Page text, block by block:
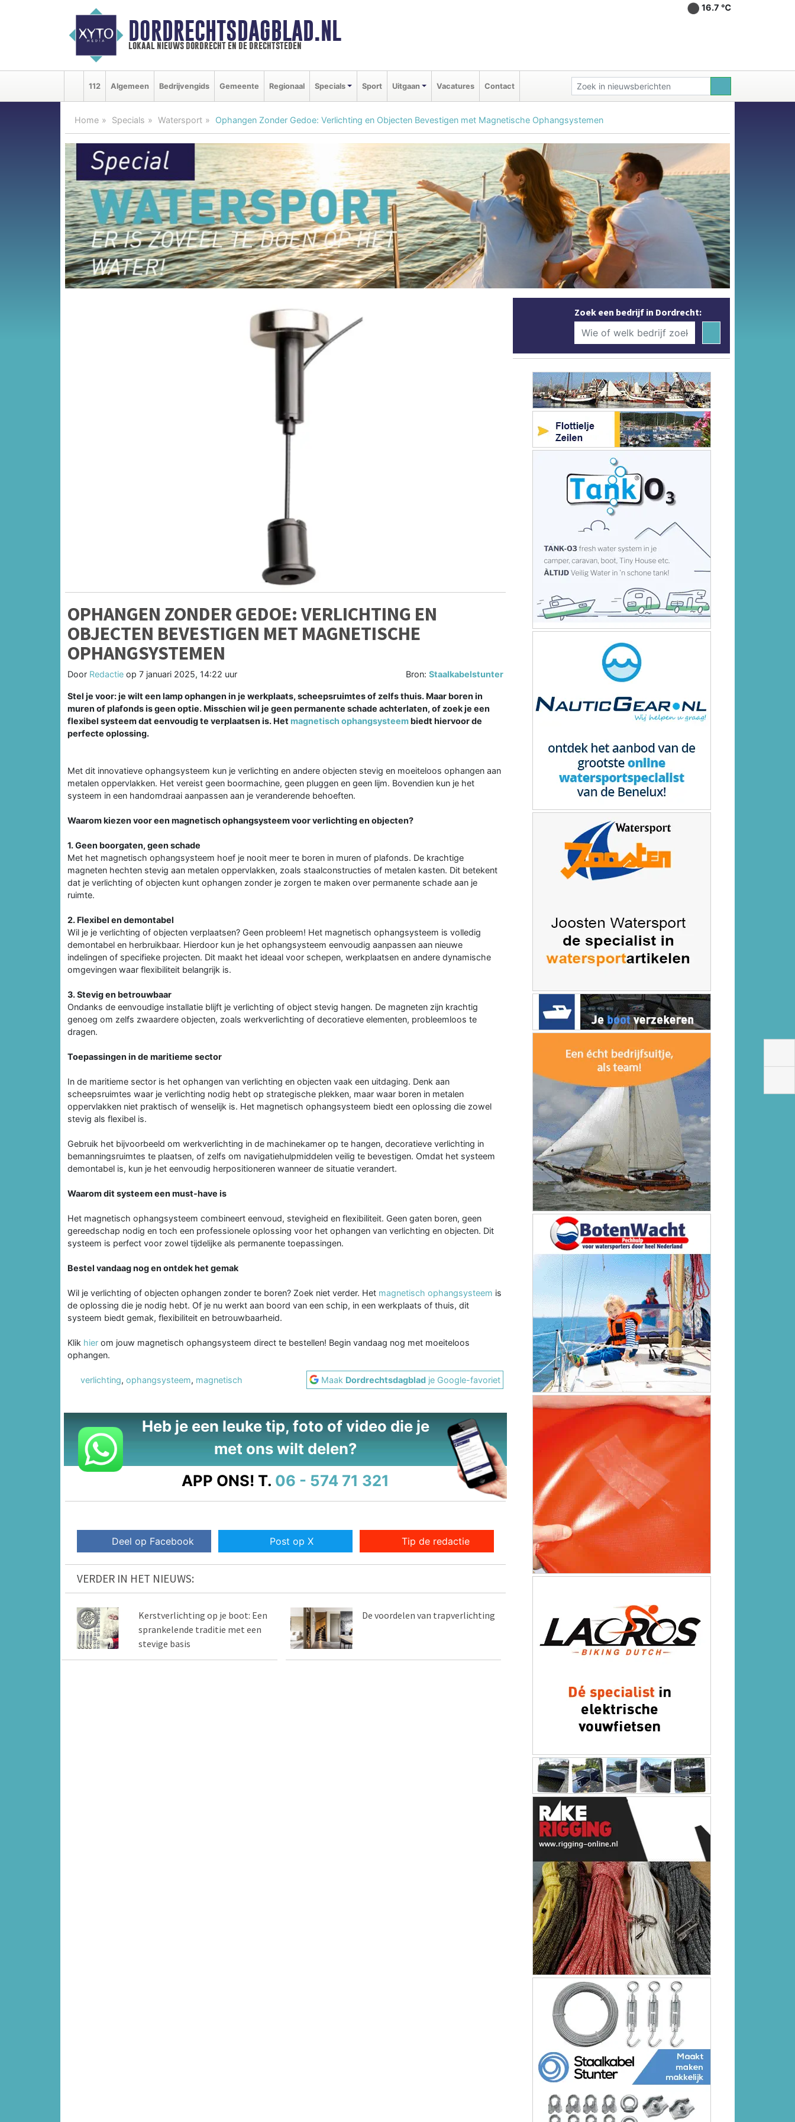
DORDRECHTSDAGBLAD.NL
lokaal nieuws dordrecht en de drechtsteden
16.7 ℃
112 Algemeen Bedrijvengids Gemeente Regionaal Specials Sport Uitgaan Vacatures Contact
Home Specials Watersport Ophangen Zonder Gedoe: Verlichting en Objecten Bevestigen met Magnetische Ophangsystemen
OPHANGEN ZONDER GEDOE: VERLICHTING EN
OBJECTEN BEVESTIGEN MET MAGNETISCHE
OPHANGSYSTEMEN
Door Redactie op 7 januari 2025, 14:22 uur Bron:Staalkabelstunter
Stel je voor: je wilt een lamp ophangen in je werkplaats, scheepsruimtes of zelfs thuis. Maar boren in
muren of plafonds is geen optie. Misschien wil je geen permanente schade achterlaten, of zoek je een
flexibel systeem dat eenvoudig te verplaatsen is. Het magnetisch ophangsysteem biedt hiervoor de
perfecte oplossing.
Met dit innovatieve ophangsysteem kun je verlichting en andere objecten stevig en moeiteloos ophangen aan
metalen oppervlakken. Het vereist geen boormachine, geen pluggen en geen lijm. Bovendien kun je het
systeem in een handomdraai aanpassen aan je veranderende behoeften.
Waarom kiezen voor een magnetisch ophangsysteem voor verlichting en objecten?
1. Geen boorgaten, geen schade
Met het magnetisch ophangsysteem hoef je nooit meer te boren in muren of plafonds. De krachtige
magneten hechten stevig aan metalen oppervlakken, zoals staalconstructies of metalen kasten. Dit betekent
dat je verlichting of objecten kunt ophangen zonder je zorgen te maken over permanente schade aan je
ruimte.
2. Flexibel en demontabel
Wil je je verlichting of objecten verplaatsen? Geen probleem! Het magnetisch ophangsysteem is volledig
demontabel en herbruikbaar. Hierdoor kun je het ophangsysteem eenvoudig aanpassen aan nieuwe
indelingen of specifieke projecten. Dit maakt het ideaal voor schepen, werkplaatsen en andere dynamische
omgevingen waar flexibiliteit belangrijk is.
3. Stevig en betrouwbaar
Ondanks de eenvoudige installatie blijft je verlichting of object stevig hangen. De magneten zijn krachtig
genoeg om zelfs zwaardere objecten, zoals werkverlichting of decoratieve elementen, probleemloos te
dragen.
Toepassingen in de maritieme sector
In de maritieme sector is het ophangen van verlichting en objecten vaak een uitdaging. Denk aan
scheepsruimtes waar je verlichting nodig hebt op strategische plekken, maar waar boren in metalen
oppervlakken niet praktisch of wenselijk is. Het magnetisch ophangsysteem biedt een oplossing die zowel
stevig als flexibel is.
Gebruik het bijvoorbeeld om werkverlichting in de machinekamer op te hangen, decoratieve verlichting in
bemanningsruimtes te plaatsen, of zelfs om navigatiehulpmiddelen veilig te bevestigen. Omdat het systeem
demontabel is, kun je het eenvoudig herpositioneren wanneer de situatie verandert.
Waarom dit systeem een must-have is
Het magnetisch ophangsysteem combineert eenvoud, stevigheid en flexibiliteit. Geen gaten boren, geen
gereedschap nodig en toch een professionele oplossing voor het ophangen van verlichting en objecten. Dit
systeem is perfect voor zowel tijdelijke als permanente toepassingen.
Bestel vandaag nog en ontdek het gemak
Wil je verlichting of objecten ophangen zonder te boren? Zoek niet verder. Het magnetisch ophangsysteem is
de oplossing die je nodig hebt. Of je nu werkt aan boord van een schip, in een werkplaats of thuis, dit
systeem biedt gemak, flexibiliteit en betrouwbaarheid.
Klik hier om jouw magnetisch ophangsysteem direct te bestellen! Begin vandaag nog met moeiteloos
ophangen.
verlichting, ophangsysteem, magnetisch Maak Dordrechtsdagblad je Google-favoriet
Heb je een leuke tip, foto of video die je
met ons wilt delen?
APP ONS! T. 06 - 574 71 321
Deel op Facebook Post op X Tip de redactie
VERDER IN HET NIEUWS:
Kerstverlichting op je boot: Een
sprankelende traditie met een
stevige basis
De voordelen van trapverlichting
Zoek een bedrijf in Dordrecht: